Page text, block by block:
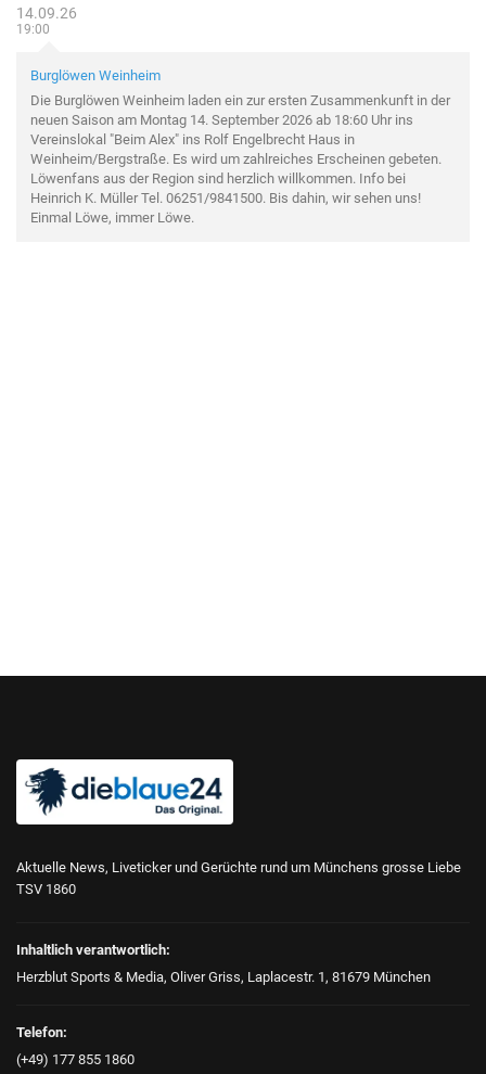
14.09.26
19:00
Burglöwen Weinheim
Die Burglöwen Weinheim laden ein zur ersten Zusammenkunft in der
neuen Saison am Montag 14. September 2026 ab 18:60 Uhr ins
Vereinslokal "Beim Alex" ins Rolf Engelbrecht Haus in
Weinheim/Bergstraße. Es wird um zahlreiches Erscheinen gebeten.
Löwenfans aus der Region sind herzlich willkommen. Info bei
Heinrich K. Müller Tel. 06251/9841500. Bis dahin, wir sehen uns!
Einmal Löwe, immer Löwe.
Aktuelle News, Liveticker und Gerüchte rund um Münchens grosse Liebe
TSV 1860
Inhaltlich verantwortlich:
Herzblut Sports & Media, Oliver Griss, Laplacestr. 1, 81679 München
Telefon:
(+49) 177 855 1860